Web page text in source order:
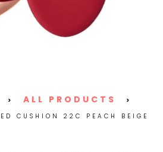
> ALL PRODUCTS
>
CUSHION 22C PEACH BEIGE